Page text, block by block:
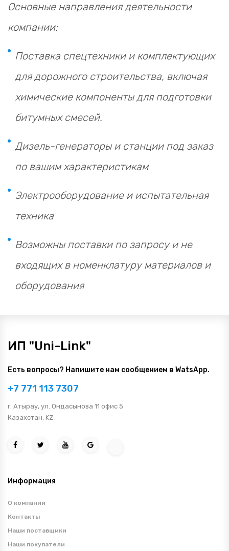
Основные направления деятельности
компании:
Поставка спецтехники и комплектующих
для дорожного строительства, включая
химические компоненты для подготовки
битумных смесей.
Дизель-генераторы и станции под заказ
по вашим характеристикам
Электрооборудование и испытательная
техника
Возможны поставки по запросу и не
входящих в номенклатуру материалов и
оборудования
ИП "Uni-Link"
Есть вопросы? Напишите нам сообщением в WatsApp.
+7 771 113 7307
г. Атырау, ул. Ондасынова 11 офис 5
Казахстан, KZ
Информация
О компании
Контакты
Наши поставщики
Наши покупатели